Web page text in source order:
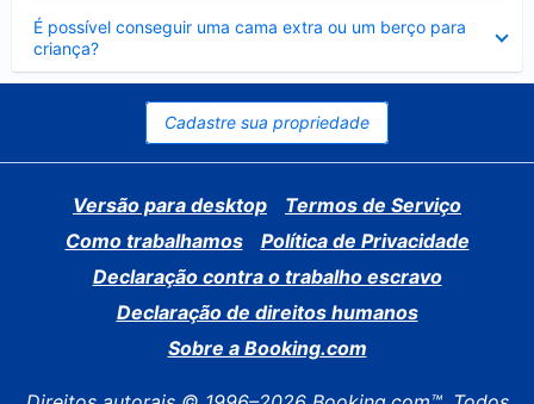
É possível conseguir uma cama extra ou um berço para
criança?
Contraído
Cadastre sua propriedade
Versão para desktop
Termos de Serviço
Como trabalhamos
Política de Privacidade
Declaração contra o trabalho escravo
Declaração de direitos humanos
Sobre a Booking.com